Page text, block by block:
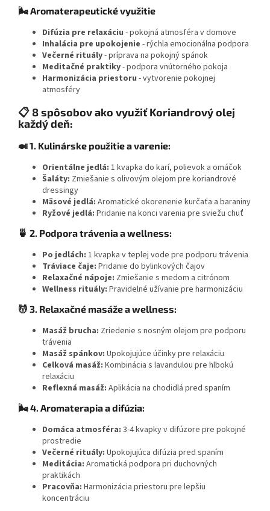
🌬️ Aromaterapeutické využitie
Difúzia pre relaxáciu - pokojná atmosféra v domove
Inhalácia pre upokojenie - rýchla emocionálna podpora
Večerné rituály- príprava na pokojný spánok
Meditačné praktiky- podpora vnútorného pokoja
Harmonizácia priestoru - vytvorenie pokojnej
atmosféry
📋 8 spôsobov ako využiť Koriandrový olej
každý deň:
🍛 1. Kulinárske použitie a varenie:
Orientálne jedlá: 1 kvapka do karí, polievok a omáčok
Šaláty: Zmiešanie s olivovým olejom pre koriandrové
dressingy
Mäsové jedlá: Aromatické okorenenie kurčaťa a baraniny
Ryžové jedlá: Pridanie na konci varenia pre sviežu chuť
🍵 2. Podpora trávenia a wellness:
Po jedlách: 1 kvapka v teplej vode pre podporu trávenia
Tráviace čaje: Pridanie do bylinkových čajov
Relaxačné nápoje: Zmiešanie s medom a citrónom
Wellness rituály: Pravidelné užívanie pre harmonizáciu
💆 3. Relaxačné masáže a wellness:
Masáž brucha: Zriedenie s nosným olejom pre podporu
trávenia
Masáž spánkov: Upokojujúce účinky pre relaxáciu
Celková masáž: Kombinácia s lavandulou pre hlbokú
relaxáciu
Reflexná masáž: Aplikácia na chodidlá pred spaním
🌬️ 4. Aromaterapia a difúzia:
Domáca atmosféra: 3-4 kvapky v difúzore pre pokojné
prostredie
Večerné rituály: Upokojujúca difúzia pred spaním
Meditácia: Aromatická podpora pri duchovných
praktikách
Pracovňa: Harmonizácia priestoru pre lepšiu
koncentráciu